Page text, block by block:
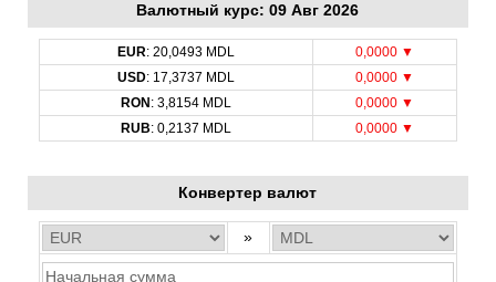
Bалютный курс: 09 Авг 2026
EUR: 20,0493 MDL
0,0000 ▼
USD: 17,3737 MDL
0,0000 ▼
RON : 3,8154 MDL
0,0000 ▼
RUB: 0,2137 MDL 0,0000 ▼
Конвертер валют
»